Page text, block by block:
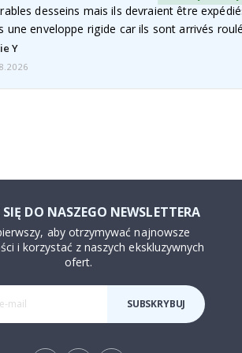
desseins mais ils devraient être
une enveloppe rigide car ils sont arrivés
Y
DO NASZEGO NEWSLETTERA
aby otrzymywać najnowsze
i korzystać z naszych ekskluzywnych
ofert.
SUBSKRYBUJ